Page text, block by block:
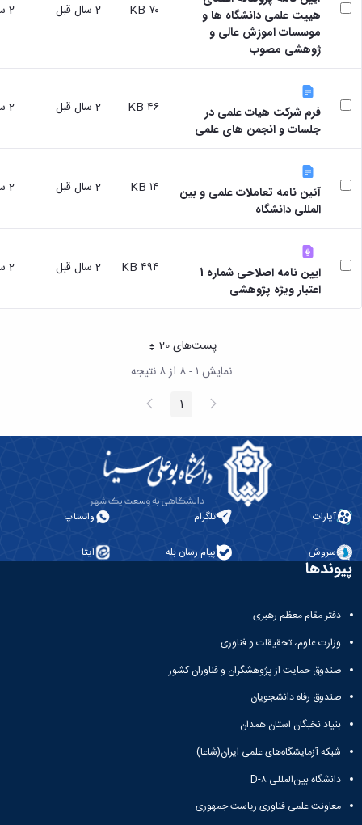
کارکنان
مصالح
آزمایشگاه
مواد
آزمایشگاه
باستان
شناسی
آزمایشگاه
هوش
و
بینایی
اولویت
پژوهشی
طرح
های
و
پلیس
نشریات
علمی
کارگروه
اخلاق
در
پژوهش
کرسی
نظریه
پردازی
دانشگاه
های
اعضای
هیات
علمی
سایر
آیین
نامه
ها
هییت علمی دانشگاه ها و
موسسات اموزش عالی و
ژوهشی مصوب
۷۰ KB 2 سال قبل 2 سال قبل
فرم شرکت هیات علمی در
جلسات و انجمن های علمی
۴۶ KB 2 سال قبل 2 سال قبل
آئین نامه تعاملات علمی و بین
المللی دانشگاه
۱۴ KB 2 سال قبل 2 سال قبل
ایین نامه اصلاحی شماره 1
اعتبار ویژه پژوهشی
۴۹۴ KB 2 سال قبل 2 سال قبل
پست‌‌های 20هر صفحه
نمایش ۱ - ۸ از ۸ نتیجه
پیغام
قبلی صفحه1 صفحه
بعد
آپارات تلگرام واتساپ
سروش پیام رسان بله ایتا
پیوندها
دفتر مقام معظم رهبری
وزارت علوم، تحقیقات و فناوری
صندوق حمایت از پژوهشگران و فناوران کشور
صندوق رفاه دانشجویان
بنیاد نخبگان استان همدان
شبکه آزمایشگاه‌های علمی ایران(شاعا)
دانشگاه بین‌المللی D-۸
معاونت علمی فناوری ریاست جمهوری